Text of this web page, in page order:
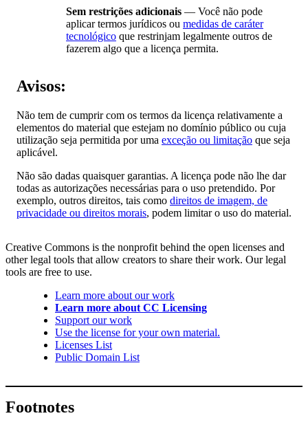
Sem restrições adicionais — Você não pode
aplicar termos jurídicos ou medidas de caráter
tecnológico que restrinjam legalmente outros de
fazerem algo que a licença permita.
Avisos:
Não tem de cumprir com os termos da licença relativamente a
elementos do material que estejam no domínio público ou cuja
utilização seja permitida por uma exceção ou limitação que seja
aplicável.
Não são dadas quaisquer garantias. A licença pode não lhe dar
todas as autorizações necessárias para o uso pretendido. Por
exemplo, outros direitos, tais como direitos de imagem, de
privacidade ou direitos morais, podem limitar o uso do material.
Creative Commons is the nonprofit behind the open licenses and
other legal tools that allow creators to share their work. Our legal
tools are free to use.
Learn more about our work
Learn more about CC Licensing
Support our work
Use the license for your own material.
Licenses List
Public Domain List
Footnotes